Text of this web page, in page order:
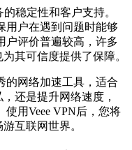
稳定性和客户支持。
用户在遇到问题时能够
户评价普遍较高，许多
其可信度提供了保障。
的网络加速工具，适合
还是提升网络速度，
使用Veee VPN后，您将
互联网世界。